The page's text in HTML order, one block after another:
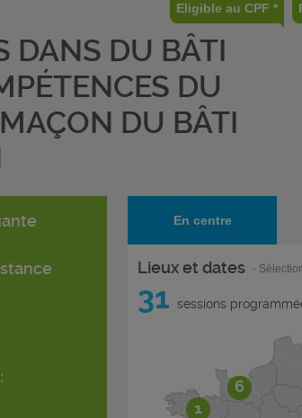
Eligible au CPF *
DANS DU BÂTI
DU
DU BÂTI
En centre
Lieux et dates -
31 sessions
6
1